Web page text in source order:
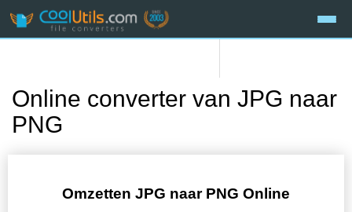
Online converter van JPG naar
PNG
Omzetten JPG naar PNG Online